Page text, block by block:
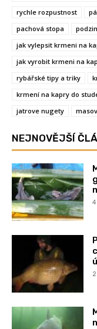
rychle rozpustnost
pachová stopa
jak vylepsit krmeni na
jak vyrobit krmeni na
rybářské tipy a triky
krmení na kapry do
jatrove nugety
NEJNOVĚJŠÍ